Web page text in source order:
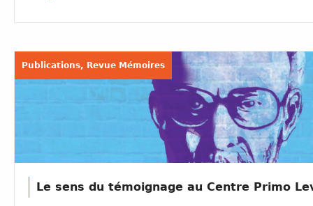
Publications, Revue Mémoires
Le sens du témoignage au Centre Primo